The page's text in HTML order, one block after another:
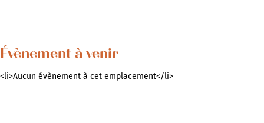
Évènement à venir
<li>Aucun évènement à cet emplacement</li>